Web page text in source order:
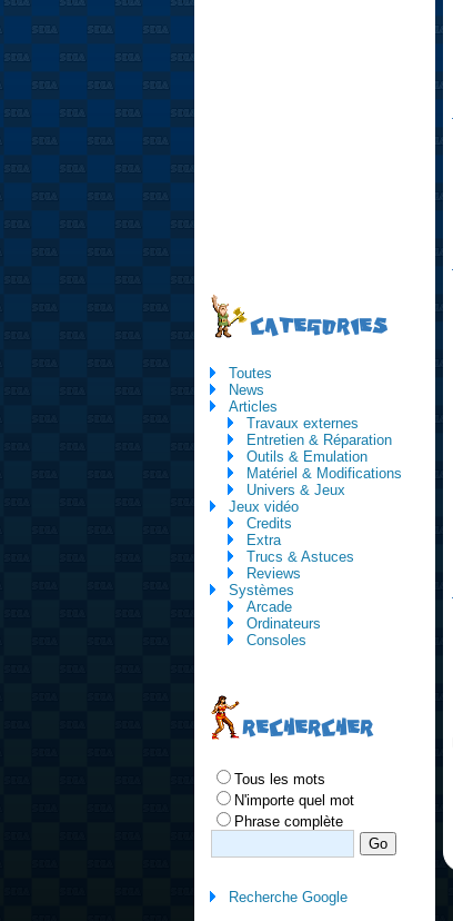
CATEGORIES
Toutes
News
Articles
Travaux externes
Entretien & Réparation
Outils & Emulation
Matériel & Modifications
Univers & Jeux
Jeux vidéo
Credits
Extra
Trucs & Astuces
Reviews
Systèmes
Arcade
Ordinateurs
Consoles
RECHERCHER
Tous les mots
N'importe quel mot
Phrase complète
Recherche Google